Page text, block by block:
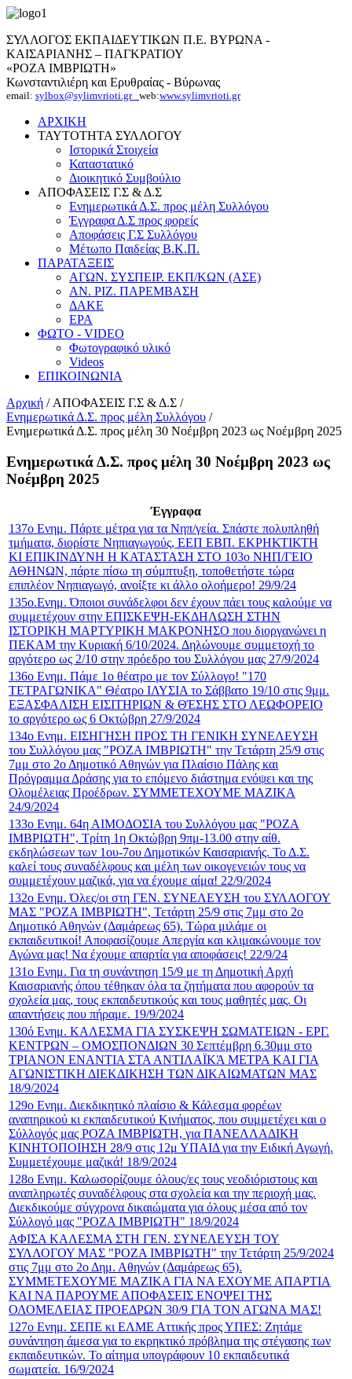
ΣΥΛΛΟΓΟΣ ΕΚΠΑΙΔΕΥΤΙΚΩΝ Π.Ε. ΒΥΡΩΝΑ -
ΚΑΙΣΑΡΙΑΝΗΣ – ΠΑΓΚΡΑΤΙΟΥ
«ΡΟΖΑ ΙΜΒΡΙΩΤΗ»
Κωνσταντιλιέρη και Ερυθραίας - Βύρωνας
email: sylbox@sylimvrioti.gr web:www.sylimvrioti.gr
ΑΡΧΙΚΗ
ΤΑΥΤΟΤΗΤΑ ΣΥΛΛΟΓΟΥ
Ιστορικά Στοιχεία
Καταστατικό
Διοικητικό Συμβούλιο
ΑΠΟΦΑΣΕΙΣ Γ.Σ & Δ.Σ
Ενημερωτικά Δ.Σ. προς μέλη Συλλόγου
Έγγραφα Δ.Σ προς φορείς
Αποφάσεις Γ.Σ Συλλόγου
Μέτωπο Παιδείας Β.Κ.Π.
ΠΑΡΑΤΑΞΕΙΣ
ΑΓΩΝ. ΣΥΣΠΕΙΡ. ΕΚΠ/ΚΩΝ (ΑΣΕ)
ΑΝ. ΡΙΖ. ΠΑΡΕΜΒΑΣΗ
ΔΑΚΕ
ΕΡΑ
ΦΩΤΟ - VIDEO
Φωτογραφικό υλικό
Videos
ΕΠΙΚΟΙΝΩΝΙΑ
Αρχική / ΑΠΟΦΑΣΕΙΣ Γ.Σ & Δ.Σ /
Ενημερωτικά Δ.Σ. προς μέλη Συλλόγου /
Ενημερωτικά Δ.Σ. προς μέλη 30 Νοέμβρη 2023 ως Νοέμβρη 2025
Ενημερωτικά Δ.Σ. προς μέλη 30 Νοέμβρη 2023 ως
Νοέμβρη 2025
Έγγραφα
137ο Ενημ. Πάρτε μέτρα για τα Νηπ/γεία. Σπάστε πολυπληθή
τμήματα, διορίστε Νηπιαγωγούς, ΕΕΠ ΕΒΠ. ΕΚΡΗΚΤΙΚΤΗ
ΚΙ ΕΠΙΚΙΝΔΥΝΗ Η ΚΑΤΑΣΤΑΣΗ ΣΤΟ 103ο ΝΗΠ/ΓΕΙΟ
ΑΘΗΝΩΝ, πάρτε πίσω τη σύμπτυξη, τοποθετήστε τώρα
επιπλέον Νηπιαγωγό, ανοίξτε κι άλλο ολοήμερο! 29/9/24
135ο.Ενημ. Όποιοι συνάδελφοι δεν έχουν πάει τους καλούμε να
συμμετέχουν στην ΕΠΙΣΚΕΨΗ-ΕΚΔΗΛΩΣΗ ΣΤΗΝ
ΙΣΤΟΡΙΚΗ ΜΑΡΤΥΡΙΚΗ ΜΑΚΡΟΝΗΣΟ που διοργανώνει η
ΠΕΚΑΜ την Κυριακή 6/10/2024. Δηλώνουμε συμμετοχή το
αργότερο ως 2/10 στην πρόεδρο του Συλλόγου μας 27/9/2024
136ο Ενημ. Πάμε 1ο θέατρο με τον Σύλλογο! "170
ΤΕΤΡΑΓΩΝΙΚΑ" Θέατρο ΙΛΥΣΙΑ το Σάββατο 19/10 στις 9μμ.
ΕΞΑΣΦΑΛΙΣΗ ΕΙΣΙΤΗΡΙΩΝ & ΘΈΣΗΣ ΣΤΟ ΛΕΩΦΟΡΕΙΟ
το αργότερο ως 6 Οκτώβρη 27/9/2024
134ο Ενημ. ΕΙΣΗΓΗΣΗ ΠΡΟΣ ΤΗ ΓΕΝΙΚΗ ΣΥΝΕΛΕΥΣΗ
του Συλλόγου μας "ΡΟΖΑ ΙΜΒΡΙΩΤΗ" την Τετάρτη 25/9 στις
7μμ στο 2ο Δημοτικό Αθηνών για Πλαίσιο Πάλης και
Πρόγραμμα Δράσης για το επόμενο διάστημα ενόψει και της
Ολομέλειας Προέδρων. ΣΥΜΜΕΤΕΧΟΥΜΕ ΜΑΖΙΚΑ
24/9/2024
133ο Ενημ. 64η ΑΙΜΟΔΟΣΙΑ του Συλλόγου μας "ΡΟΖΑ
ΙΜΒΡΙΩΤΗ", Τρίτη 1η Οκτώβρη 9πμ-13.00 στην αίθ.
εκδηλώσεων των 1ου-7ου Δημοτικών Καισαριανής. Το Δ.Σ.
καλεί τους συναδέλφους και μέλη των οικογενειών τους να
συμμετέχουν μαζικά, για να έχουμε αίμα! 22/9/2024
132ο Ενημ. Όλες/οι στη ΓΕΝ. ΣΥΝΕΛΕΥΣΗ του ΣΥΛΛΟΓΟΥ
ΜΑΣ "ΡΟΖΑ ΙΜΒΡΙΩΤΗ", Τετάρτη 25/9 στις 7μμ στο 2ο
Δημοτικό Αθηνών (Δαμάρεως 65). Τώρα μιλάμε οι
εκπαιδευτικοί! Αποφασίζουμε Απεργία και κλιμακώνουμε τον
Αγώνα μας! Να έχουμε απαρτία για αποφάσεις! 22/9/24
131ο Ενημ. Για τη συνάντηση 15/9 με τη Δημοτική Αρχή
Καισαριανής όπου τέθηκαν όλα τα ζητήματα που αφορούν τα
σχολεία μας, τους εκπαιδευτικούς και τους μαθητές μας. Οι
απαντήσεις που πήραμε. 19/9/2024
130ό Ενημ. ΚΑΛΕΣΜΑ ΓΙΑ ΣΥΣΚΕΨΗ ΣΩΜΑΤΕΙΩΝ - ΕΡΓ.
ΚΕΝΤΡΩΝ – ΟΜΟΣΠΟΝΔΙΩΝ 30 Σεπτέμβρη 6.30μμ στο
ΤΡΙΑΝΟΝ ΕΝΑΝΤΙΑ ΣΤΑ ΑΝΤΙΛΑΪΚΆ ΜΕΤΡΑ ΚΑΙ ΓΙΑ
ΑΓΩΝΙΣΤΙΚΗ ΔΙΕΚΔΙΚΗΣΗ ΤΩΝ ΔΙΚΑΙΩΜΑΤΩΝ ΜΑΣ
18/9/2024
129o Ενημ. Διεκδικητικό πλαίσιο & Κάλεσμα φορέων
αναπηρικού κι εκπαιδευτικού Κινήματος, που συμμετέχει και ο
Σύλλογός μας ΡΟΖΑ ΙΜΒΡΙΩΤΗ, για ΠΑΝΕΛΛΑΔΙΚΗ
ΚΙΝΗΤΟΠΟΙΗΣΗ 28/9 στις 12μ ΥΠΑΙΔ για την Ειδική Αγωγή.
Συμμετέχουμε μαζικά! 18/9/2024
128o Ενημ. Καλωσορίζουμε όλους/ες τους νεοδιόριστους και
αναπληρωτές συναδέλφους στα σχολεία και την περιοχή μας.
Διεκδικούμε σύγχρονα δικαιώματα για όλους μέσα από τον
Σύλλογό μας "ΡΟΖΑ ΙΜΒΡΙΩΤΗ" 18/9/2024
ΑΦΙΣΑ ΚΑΛΕΣΜΑ ΣΤΗ ΓΕΝ. ΣΥΝΕΛΕΥΣΗ ΤΟΥ
ΣΥΛΛΟΓΟΥ ΜΑΣ "ΡΟΖΑ ΙΜΒΡΙΩΤΗ" την Τετάρτη 25/9/2024
στις 7μμ στο 2ο Δημ. Αθηνών (Δαμάρεως 65).
ΣΥΜΜΕΤΕΧΟΥΜΕ ΜΑΖΙΚΑ ΓΙΑ ΝΑ ΕΧΟΥΜΕ ΑΠΑΡΤΙΑ
ΚΑΙ ΝΑ ΠΑΡΟΥΜΕ ΑΠΟΦΑΣΕΙΣ ΕΝΟΨΕΙ ΤΗΣ
ΟΛΟΜΕΛΕΙΑΣ ΠΡΟΕΔΡΩΝ 30/9 ΓΙΑ ΤΟΝ ΑΓΩΝΑ ΜΑΣ!
127ο Ενημ. ΣΕΠΕ κι ΕΛΜΕ Αττικής προς ΥΠΕΣ: Ζητάμε
συνάντηση άμεσα για το εκρηκτικό πρόβλημα της στέγασης των
εκπαιδευτικών. Το αίτημα υπογράφουν 10 εκπαιδευτικά
σωματεία. 16/9/2024